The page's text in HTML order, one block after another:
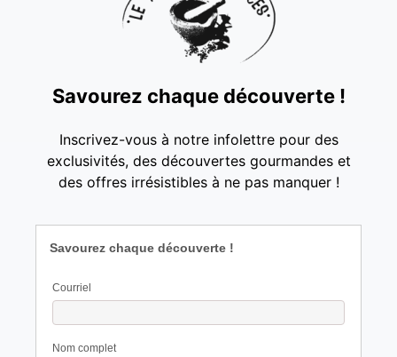
Savourez chaque découverte !
Inscrivez-vous à notre infolettre pour des
exclusivités, des découvertes gourmandes et
des offres irrésistibles à ne pas manquer !
Savourez chaque découverte !
Courriel
Nom complet